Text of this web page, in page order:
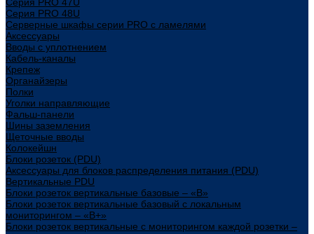
Серия PRO 48U
Серверные шкафы серии PRO с ламелями
Аксессуары
Вводы с уплотнением
Кабель-каналы
Крепеж
Органайзеры
Полки
Уголки направляющие
Фальш-панели
Шины заземления
Щеточные вводы
Колокейшн
Блоки розеток (PDU)
Аксессуары для блоков распределения питания (PDU)
Вертикальные PDU
Блоки розеток вертикальные базовые – «В»
Блоки розеток вертикальные базовый с локальным
мониторингом – «В+»
Блоки розеток вертикальные с мониторингом каждой розетки –